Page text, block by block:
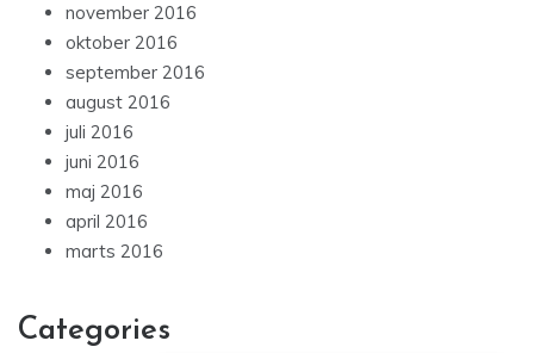
november 2016
oktober 2016
september 2016
august 2016
juli 2016
juni 2016
maj 2016
april 2016
marts 2016
Categories